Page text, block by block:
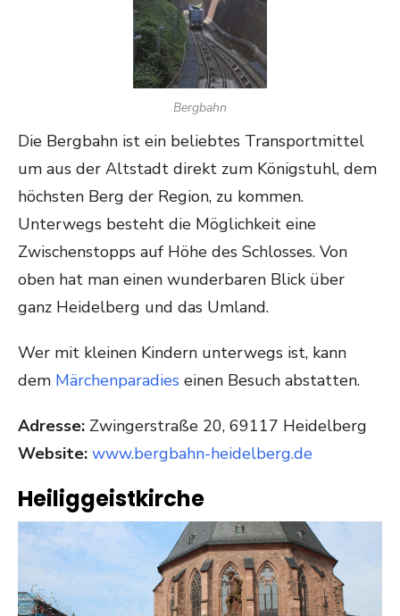
Bergbahn
Die Bergbahn ist ein beliebtes Transportmittel
um aus der Altstadt direkt zum Königstuhl, dem
höchsten Berg der Region, zu kommen.
Unterwegs besteht die Möglichkeit eine
Zwischenstopps auf Höhe des Schlosses. Von
oben hat man einen wunderbaren Blick über
ganz Heidelberg und das Umland.
Wer mit kleinen Kindern unterwegs ist, kann
dem Märchenparadies einen Besuch abstatten.
Adresse: Zwingerstraße 20, 69117 Heidelberg
Website: www.bergbahn-heidelberg.de
Heiliggeistkirche